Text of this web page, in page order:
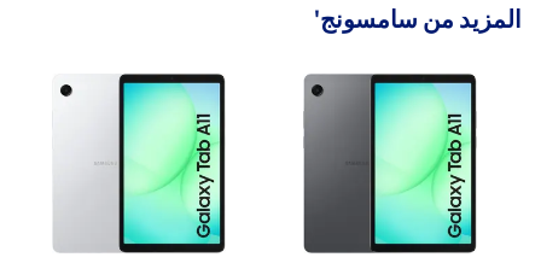
المزيد من سامسونج'